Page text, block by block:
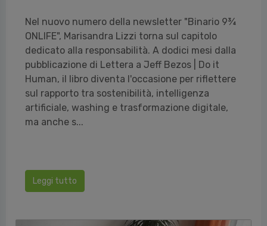
Nel nuovo numero della newsletter "Binario 9¾
ONLIFE", Marisandra Lizzi torna sul capitolo
dedicato alla responsabilità. A dodici mesi dalla
pubblicazione di Lettera a Jeff Bezos | Do it
Human, il libro diventa l'occasione per riflettere
sul rapporto tra sostenibilità, intelligenza
artificiale, washing e trasformazione digitale,
ma anche s...
Leggi tutto